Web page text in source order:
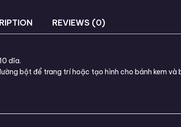
REVIEWS (0)
dĩa.
bột để trang trí hoặc tạo hình cho bánh kem và